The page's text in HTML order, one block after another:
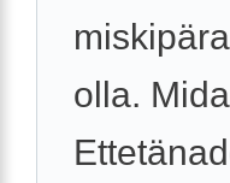
olla.